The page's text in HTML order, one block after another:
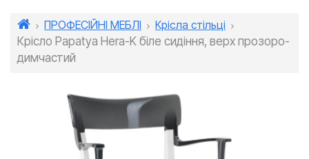
ПРОФЕСІЙНІ МЕБЛІ
Крісла стільці
Крісло Papatya Hera-K біле сидіння, верх прозоро-
димчастий